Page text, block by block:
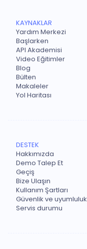
KAYNAKLAR
Yardım Merkezi
Başlarken
API Akademisi
Video Eğitimler
Blog
Bülten
Makaleler
Yol Haritası
DESTEK
Hakkımızda
Demo Talep Et
Geçiş
Bize Ulaşın
Kullanım Şartları
Güvenlik ve uyumluluk
Servis durumu